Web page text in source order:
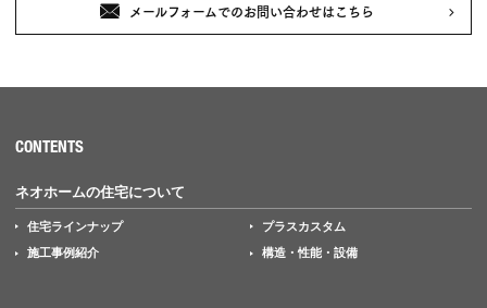
メールフォームでのお問い合わせはこちら
CONTENTS
ネオホームの住宅について
住宅ラインナップ プラスカスタム
施工事例紹介 構造・性能・設備